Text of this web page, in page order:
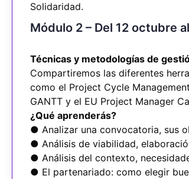
Solidaridad.
Módulo 2 – Del 12 octubre
Técnicas y metodologías de
Compartiremos las diferentes
como el Project Cycle
GANTT y el EU Project Manager
¿Qué aprenderás?
● Analizar una convocatoria, sus
● Análisis de viabilidad,
● Análisis del contexto,
● El partenariado: como elegir